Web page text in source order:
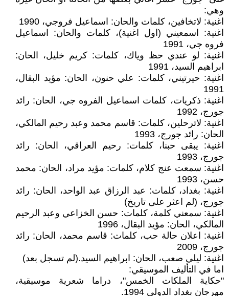
وهي:
اغنية: لاتخافين، كلمات والحان: اسماعيل فروجي، 1990
اغنية: اسمعيني (اول اغنية)، كلمات والحان: اسماعيل
فروه جي، 1991
اغنية: لو عندي حظ وياك، كلمات: كريم خليل، الحان:
ابراهيم السيد، 1991
اغنية: حيرتيني، كلمات: علي حنون، الحان: مؤيد البقال،
1991
اغنية: ذكريات، كلمات اسماعيل الفروه جي، الحان: رائد
جورج، 1992
اغنية: لاترحلين، كلمات: قاسم محمد وعبد رحيم المالكي،
الحان: رائد جورج، 1993
اغنية: يبقى حبنا، كلمات: رحيم العراقي، الحان: رائد
جورج، 1993
اغنية: سمعت عنج كلام، كلمات: مؤيد مراد، الحان: محمد
حسن، 1993
اغنية: بغداد، كلمات: عبد الرزاق عبد الواحد، الحان: رائد
جورج، (لم اعثر على تاريخ)
اغنية: سمعني كلمة، كلمات: حسن الخزاعي وعبد الرحيم
المالكي، الحان: مؤيد البقال، 1996
اغنية: اعلان حالة حب، كلمات: قاسم محمد، الحان: رائد
جورج، 2009
اغنية: ليلي صعب، الحان: ابراهيم السيد.(لم تسجل بعد)
اما في التأليف الموسيقي:
"حكاية الملكات الخمس"، دراما شعرية موسيقية،
مهرجان بغداد الدولي 1994.